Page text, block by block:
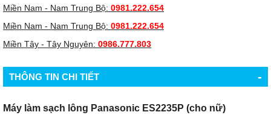
Miền Nam - Nam Trung Bộ: 0981.222.654
Miền Nam - Nam Trung Bộ: 0981.222.654
Miền Tây - Tây Nguyên: 0986.777.803
THÔNG TIN CHI TIẾT -
Máy làm sạch lông Panasonic ES2235P (cho nữ)